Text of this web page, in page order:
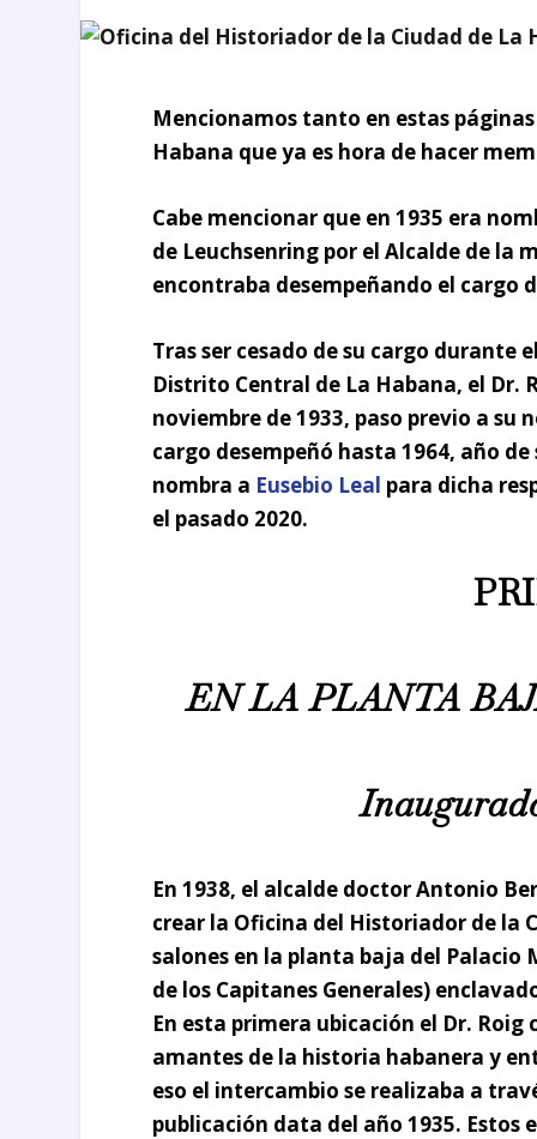
Mencionamos tanto en estas
Habana que ya es hora de hacer
Cabe mencionar que en 1935 era
de Leuchsenring por el Alcalde de la
encontraba desempeñando el cargo
Tras ser cesado de su cargo durante
Distrito Central de La Habana, el Dr.
noviembre de 1933, paso previo a
cargo desempeñó hasta 1964, año
nombra a Eusebio Leal para dicha
el pasado 2020.
EN LA PLANTA
En 1938, el alcalde doctor Antonio
crear la Oficina del Historiador de la
salones en la planta baja del
de los Capitanes Generales)
En esta primera ubicación el Dr. Roig
amantes de la historia habanera y
eso el intercambio se realizaba a
publicación data del año 1935. Estos